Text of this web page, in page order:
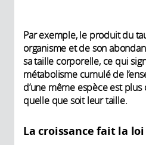
Par exemple, le produit du
organisme et de son
sa taille corporelle, ce qui
métabolisme cumulé de
d’une même espèce est
quelle que soit leur taille.
La croissance fait la loi